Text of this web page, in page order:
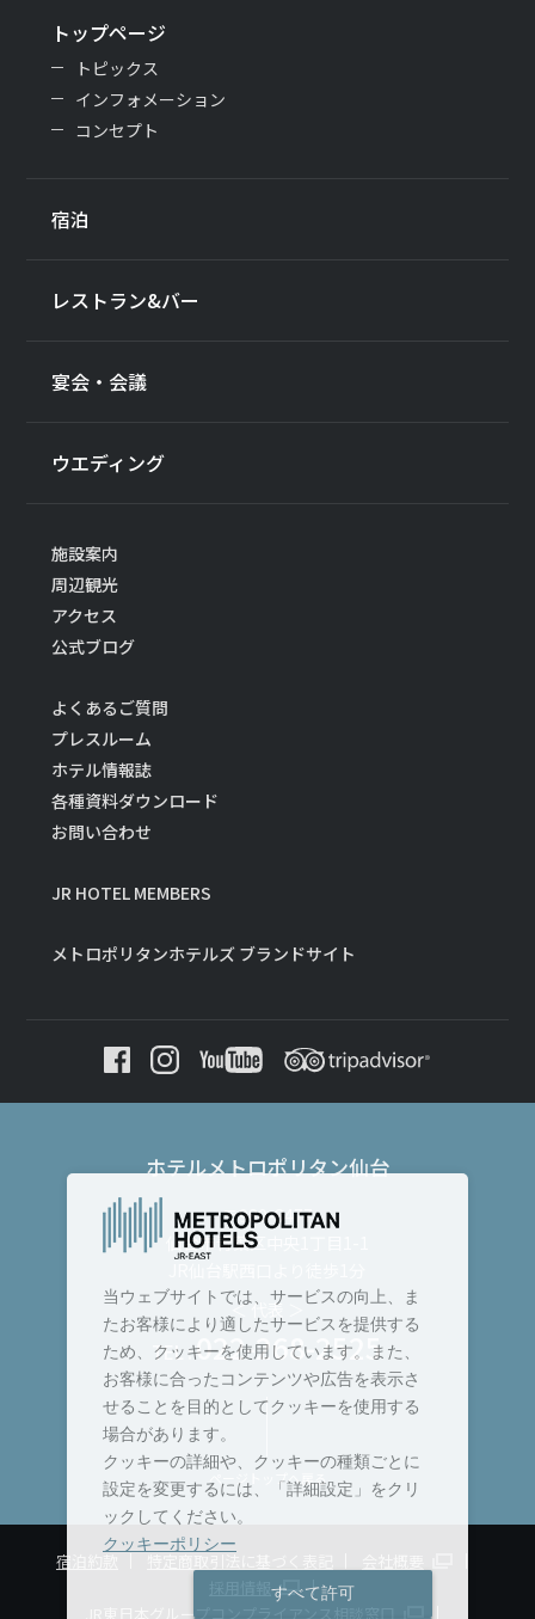
トップページ
トピックス
インフォメーション
コンセプト
宿泊
レストラン&バー
宴会・会議
ウエディング
施設案内
周辺観光
アクセス
公式ブログ
よくあるご質問
プレスルーム
ホテル情報誌
各種資料ダウンロード
お問い合わせ
JR HOTEL MEMBERS
メトロポリタンホテルズ ブランドサイト
ホテルメトロポリタン仙台
〒980-8477
仙台市青葉区中央1丁目1-1
＜ 代表 ＞
TEL :022-268-2525
ページトップへ戻る
宿泊約款
JR東日本グループコンプライアンス相談窓口
当ウェブサイトでは、サービスの向上、ま
たお客様により適したサービスを提供する
ため、クッキーを使用しています。また、
お客様に合ったコンテンツや広告を表示さ
せることを目的としてクッキーを使用する
場合があります。
クッキーの詳細や、クッキーの種類ごとに
設定を変更するには、「詳細設定」をクリ
ックしてください。
クッキーポリシー
すべて許可